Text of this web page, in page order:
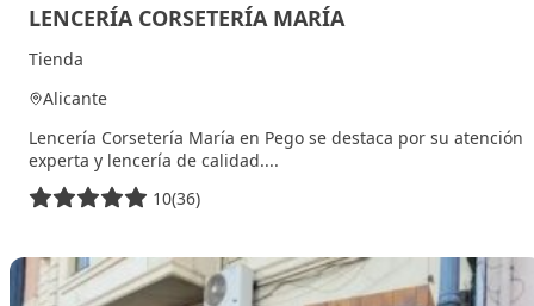
LENCERÍA CORSETERÍA MARÍA
Tienda
Alicante
Lencería Corsetería María en Pego se destaca por su atención
experta y lencería de calidad....
10(36)